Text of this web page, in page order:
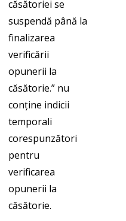
căsătoriei se
suspendă până la
finalizarea
verificării
opunerii la
căsătorie.” nu
conține indicii
temporali
corespunzători
pentru
verificarea
opunerii la
căsătorie.